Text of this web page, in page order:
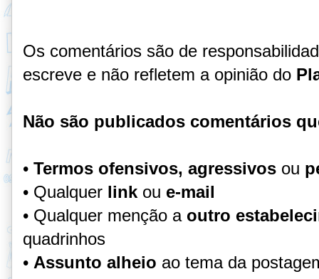
Os comentários são de
escreve e não refletem a opinião do
Não são publicados comentários
• Termos ofensivos, agressivos ou
• Qualquer link ou e-mail
• Qualquer menção a outro
quadrinhos
• Assunto alheio ao tema da